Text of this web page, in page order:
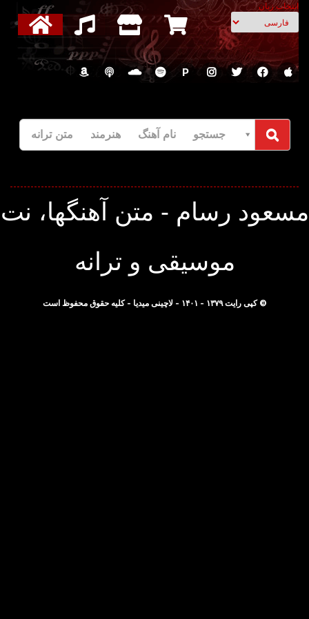
انتخاب زبان
P
جستجو نام آهنگ هنرمند متن ترانه
رسام - متن آهنگها، نت
موسیقی و ترانه
© کپی رایت ۱۳۷۹ - ۱۴۰۱ - لاچینی میدیا - کلیه حقوق محفوظ است